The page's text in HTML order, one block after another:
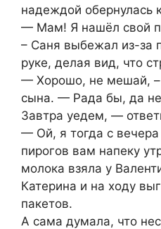
надеждой обернулась
— Мам! Я нашёл свой
– Саня выбежал из-за
руке, делая вид, что
— Хорошо, не мешай, –
сына. — Рада бы, да не
Завтра уедем, —
— Ой, я тогда с вечера
пирогов вам напеку
молока взяла у
Катерина и на ходу
пакетов.
А сама думала, что